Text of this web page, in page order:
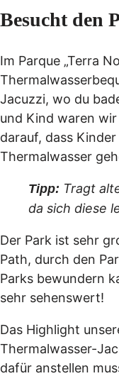
Besucht den
Im Parque „Terra
Jacuzzi, wo du
und Kind waren
darauf, dass
Thermalwasser
Tipp: Tragt
da sich diese
Der Park ist sehr
Path, durch den
Parks bewundern
sehr sehenswert!
Das Highlight
Thermalwasser-
dafür anstellen